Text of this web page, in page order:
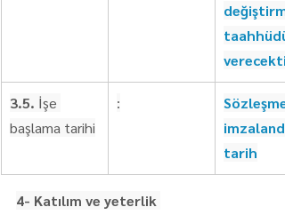
taahhüdü
3.5. İşe
başlama tarihi
:
tarih
4- Katılım ve yeterlik